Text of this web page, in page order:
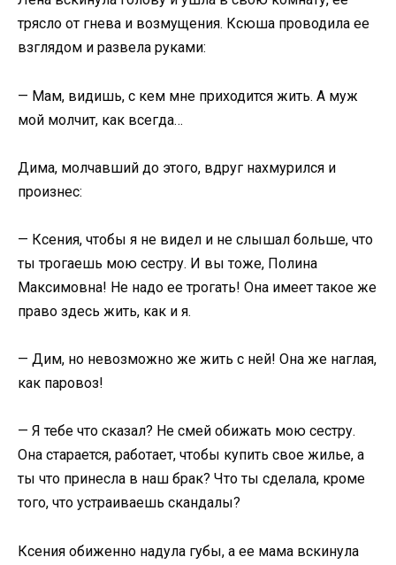
трясло от гнева и возмущения. Ксюша проводила ее
взглядом и развела руками:
— Мам, видишь, с кем мне приходится жить. А муж
мой молчит, как всегда…
Дима, молчавший до этого, вдруг нахмурился и
произнес:
— Ксения, чтобы я не видел и не слышал больше, что
ты трогаешь мою сестру. И вы тоже, Полина
Максимовна! Не надо ее трогать! Она имеет такое же
право здесь жить, как и я.
— Дим, но невозможно же жить с ней! Она же наглая,
как паровоз!
— Я тебе что сказал? Не смей обижать мою сестру.
Она старается, работает, чтобы купить свое жилье, а
ты что принесла в наш брак? Что ты сделала, кроме
того, что устраиваешь скaндалы?
Ксения обиженно надула губы, а ее мама вскинула